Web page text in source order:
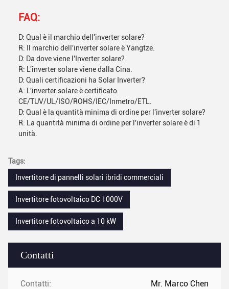
Contatti
Contatti: Mr. Marco Chen
FAQ:
D: Qual è il marchio dell'inverter solare?
R: Il marchio dell'inverter solare è Yangtze.
D: Da dove viene l'Inverter solare?
R: L'inverter solare viene dalla Cina.
D: Quali certificazioni ha Solar Inverter?
A: L'inverter solare è certificato
CE/TUV/UL/ISO/ROHS/IEC/Inmetro/ETL.
D: Qual è la quantità minima di ordine per l'inverter solare?
R: La quantità minima di ordine per l'inverter solare è di 1
unità.
Tags:
Invertitore di pannelli solari ibridi commerciali
Invertitore fotovoltaico DC 1000V
Invertitore fotovoltaico a 10 kW